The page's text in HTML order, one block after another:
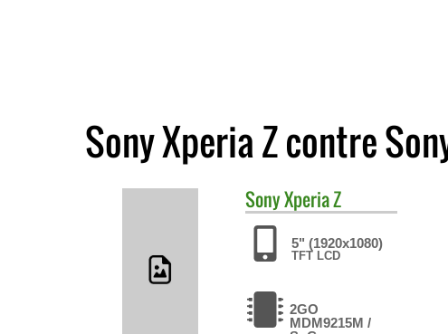
Sony Xperia Z contre
SonyXperia Z
5" (1920x1080)
TFT LCD
2GO
MDM9215M /